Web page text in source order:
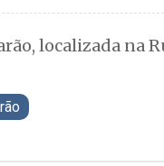
localizada na